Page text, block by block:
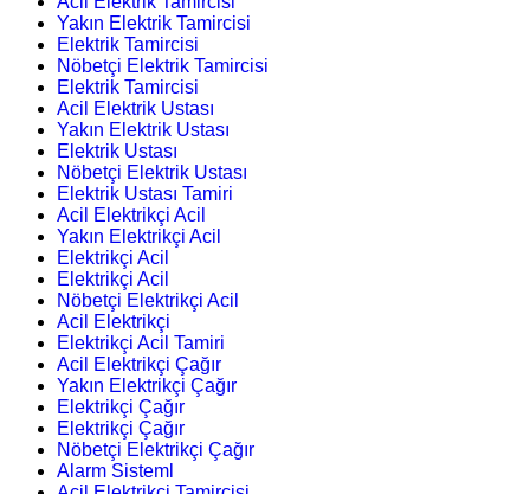
Yakın Elektrik Tamircisi
Elektrik Tamircisi
Nöbetçi Elektrik Tamircisi
Elektrik Tamircisi
Acil Elektrik Ustası
Yakın Elektrik Ustası
Elektrik Ustası
Nöbetçi Elektrik Ustası
Elektrik Ustası Tamiri
Acil Elektrikçi Acil
Yakın Elektrikçi Acil
Elektrikçi Acil
Elektrikçi Acil
Nöbetçi Elektrikçi Acil
Acil Elektrikçi
Elektrikçi Acil Tamiri
Acil Elektrikçi Çağır
Yakın Elektrikçi Çağır
Elektrikçi Çağır
Elektrikçi Çağır
Nöbetçi Elektrikçi Çağır
Alarm Sisteml